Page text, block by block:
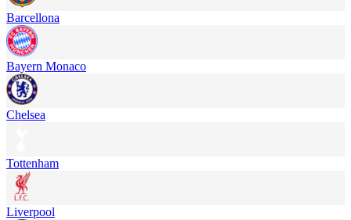
Barcellona
Bayern Monaco
Chelsea
Tottenham
Liverpool